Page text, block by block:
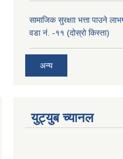
सामाजिक सुरक्षाा भत्ता पाउने
वडा नं. -११ (दोस्रो किस्ता)
अन्य
युट्युब च्यानल